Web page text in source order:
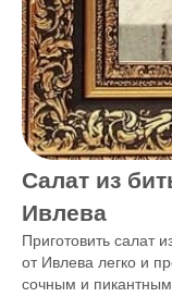
Салат из
Ивлева
Приготовить салат
от Ивлева легко и
сочным и пикантным.